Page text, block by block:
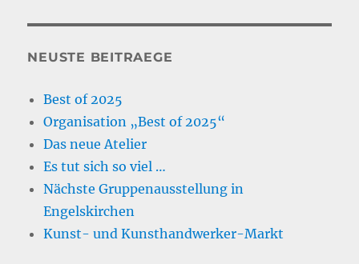
NEUSTE BEITRAEGE
Best of 2025
Organisation „Best of 2025“
Das neue Atelier
Es tut sich so viel …
Nächste Gruppenausstellung in
Engelskirchen
Kunst- und Kunsthandwerker-Markt